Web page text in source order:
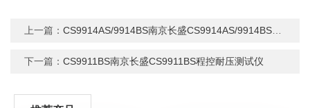
上一篇：CS9914AS/9914BS南京长盛CS9914AS/9914BS程控耐压测试仪
下一篇：CS9911BS南京长盛CS9911BS程控耐压测试仪